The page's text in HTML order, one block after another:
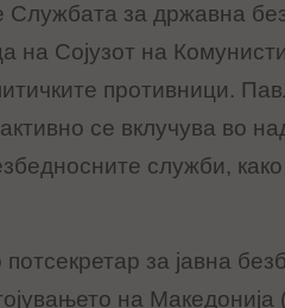
Службата за државна
на Сојузот на
противници.
се вклучува во
служби,
потсекретар за јавна
на Македонија